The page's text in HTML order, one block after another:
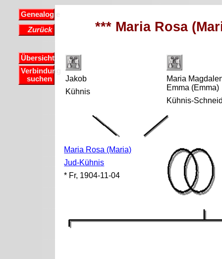
Genealogie
Zurück
Übersicht
Verbindung
suchen
*** Maria Rosa
Jakob
Kühnis
Maria
Emma (Emma)
Kühnis-
Maria Rosa (Maria)
Jud-Kühnis
* Fr, 1904-11-04